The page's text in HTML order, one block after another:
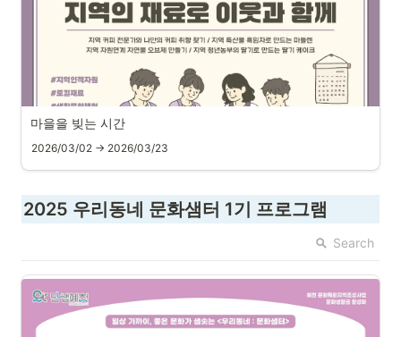
마을을 빚는 시간
2026/03/02 → 2026/03/23
2025 우리동네 문화샘터 1기 프로그램
Search